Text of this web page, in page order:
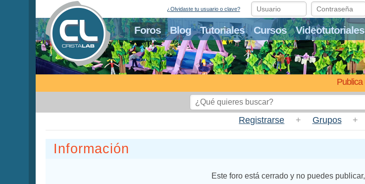
Foros Blog Tutoriales Cursos Videotutoriales
Publica
¿Olvidaste tu usuario o clave?
Registrarse + Grupos +
Información
Este foro está cerrado y no puedes